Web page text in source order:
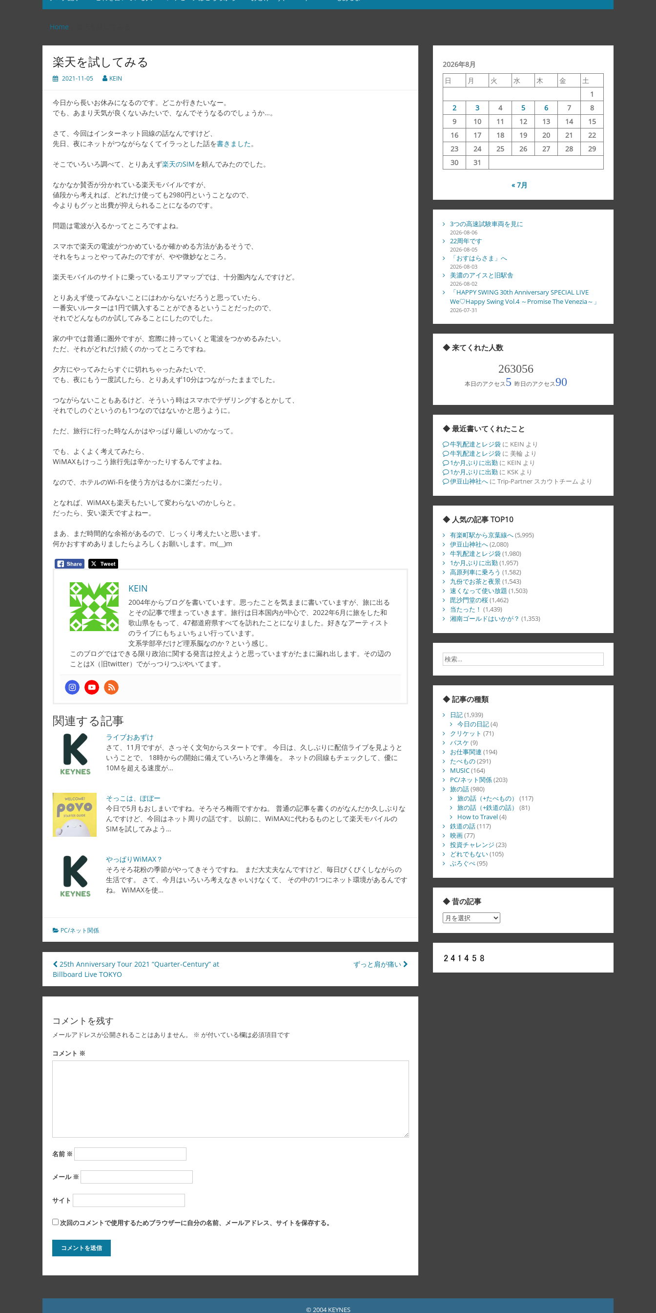
Home
楽天を試してみる
2021-11-05 KEIN
今日から長いお休みになるのです。どこか行きたいなー。
でも、あまり天気が良くないみたいで、なんでそうなるのでしょうか…。
さて、今回はインターネット回線の話なんですけど、
先日、夜にネットがつながらなくてイラっとした話を書きました。
そこでいろいろ調べて、とりあえず楽天のSIMを頼んでみたのでした。
なかなか賛否が分かれている楽天モバイルですが、
値段から考えれば、どれだけ使っても2980円ということなので、
今よりもグッと出費が抑えられることになるのです。
問題は電波が入るかってところですよね。
スマホで楽天の電波がつかめているか確かめる方法があるそうで、
それをちょっとやってみたのですが、やや微妙なところ。
楽天モバイルのサイトに乗っているエリアマップでは、十分圏内なんですけど。
とりあえず使ってみないことにはわからないだろうと思っていたら、
一番安いルーターは1円で購入することができるということだったので、
それでどんなものか試してみることにしたのでした。
家の中では普通に圏外ですが、窓際に持っていくと電波をつかめるみたい。
ただ、それがどれだけ続くのかってところですね。
夕方にやってみたらすぐに切れちゃったみたいで、
でも、夜にもう一度試したら、とりあえず10分はつながったままでした。
つながらないこともあるけど、そういう時はスマホでテザリングするとかして、
それでしのぐというのも1つなのではないかと思うように。
ただ、旅行に行った時なんかはやっぱり厳しいのかなって。
でも、よくよく考えてみたら、
WiMAXもけっこう旅行先は辛かったりするんですよね。
なので、ホテルのWi-Fiを使う方がはるかに楽だったり。
となれば、WiMAXも楽天もたいして変わらないのかしらと。
だったら、安い楽天ですよねー。
まあ、まだ時間的な余裕があるので、じっくり考えたいと思います。
何かおすすめありましたらよろしくお願いします。m(__)m
KEIN
2004年からブログを書いています。思ったことを気ままに書いていますが、旅に出る
とその記事で埋まっていきます。旅行は日本国内が中心で、2022年6月に旅をした和
歌山県をもって、47都道府県すべてを訪れたことになりました。好きなアーティスト
のライブにもちょいちょい行っています。
文系学部卒だけど理系脳なのか？という感じ。
このブログではできる限り政治に関する発言は控えようと思っていますがたまに漏れ出します。その辺の
ことはX（旧twitter）でがっつりつぶやいてます。
関連する記事
ライブおあずけ
さて、11月ですが、さっそく文句からスタートです。 今日は、久しぶりに配信ライブを見ようと
いうことで、 18時からの開始に備えていろいろと準備を。 ネットの回線もチェックして、優に
10Mを超える速度が…
そっこは、ぽぼー
今日で5月もおしまいですね。そろそろ梅雨ですかね。 普通の記事を書くのがなんだか久しぶりな
んですけど、今回はネット周りの話です。 以前に、WiMAXに代わるものとして楽天モバイルの
SIMを試してみよう…
やっぱりWiMAX？
そろそろ花粉の季節がやってきそうですね。 まだ大丈夫なんですけど、毎日びくびくしながらの
生活です。 さて、今月はいろいろ考えなきゃいけなくて、 その中の1つにネット環境があるんです
ね。 WiMAXを使…
PC/ネット関係
投
稿
ナ
ビ
ゲ
ー
シ
25th Anniversary Tour 2021 “Quarter-Century” at
Billboard Live TOKYO
ずっと肩が痛い
コメントを残す
メールアドレスが公開されることはありません。 ※ が付いている欄は必須項目です
コメント ※
名前 ※
メール ※
サイト
次回のコメントで使用するためブラウザーに自分の名前、メールアドレス、サイトを保存する。
2026年8月
日
月 火 水 木 金
土
1
2
3 4 5 6 7
8
9
10 11 12 13 14
15
16
17 18 19 20 21
22
23
24 25 26 27 28
29
30
31
« 7月
3つの高速試験車両を見に
2026-08-06
22周年です
2026-08-05
「おすはらさま」へ
2026-08-03
美濃のアイスと旧駅舎
2026-08-02
「HAPPY SWING 30th Anniversary SPECIAL LIVE
We♡Happy Swing Vol.4 ～Promise The Venezia～」
2026-07-31
◆ 来てくれた人数
◆ 最近書いてくれたこと
牛乳配達とレジ袋に KEIN より
牛乳配達とレジ袋に 美輪より
1か月ぶりに出勤に KEIN より
1か月ぶりに出勤に KSKより
伊豆山神社へに Trip-Partner スカウトチーム より
◆ 人気の記事 TOP10
有楽町駅から京葉線へ(5,995)
伊豆山神社へ(2,080)
牛乳配達とレジ袋(1,980)
1か月ぶりに出勤(1,957)
高原列車に乗ろう (1,582)
九份でお茶と夜景(1,543)
速くなって使い放題 (1,503)
毘沙門堂の桜(1,462)
当たった！ (1,439)
湘南ゴールドはいかが？ (1,353)
◆ 記事の種類
日記(1,939)
今日の日記(4)
クリケット (71)
バスケ (9)
お仕事関連 (194)
たべもの(291)
MUSIC(164)
PC/ネット関係(203)
旅の話(980)
旅の話（+たべもの）
(117)
旅の話（+鉄道の話）
(81)
How to Travel(4)
鉄道の話(117)
映画(77)
投資チャレンジ (23)
どれでもない(105)
ぶろぐぺ(95)
◆ 昔の記事
◆
昔
の
記
事
© 2004 KEYNES